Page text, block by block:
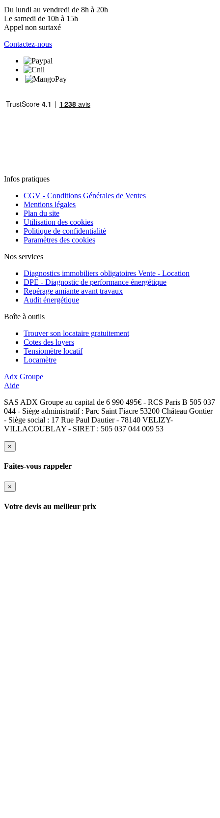
Du lundi au vendredi de 8h à 20h
Le samedi de 10h à 15h
Appel non surtaxé
Contactez-nous
Infos pratiques
CGV - Conditions Générales de Ventes
Mentions légales
Plan du site
Utilisation des cookies
Politique de confidentialité
Paramètres des cookies
Nos services
Diagnostics immobiliers obligatoires Vente - Location
DPE - Diagnostic de performance énergétique
Repérage amiante avant travaux
Audit énergétique
Boîte à outils
Trouver son locataire gratuitement
Cotes des loyers
Tensiomètre locatif
Locamètre
Adx Groupe
Aide
SAS ADX Groupe au capital de 6 990 495€ - RCS Paris B 505 037
044 - Siège administratif : Parc Saint Fiacre 53200 Château Gontier
- Siège social : 17 Rue Paul Dautier - 78140 VELIZY-
VILLACOUBLAY - SIRET : 505 037 044 009 53
×
Faites-vous rappeler
×
Votre devis au meilleur prix